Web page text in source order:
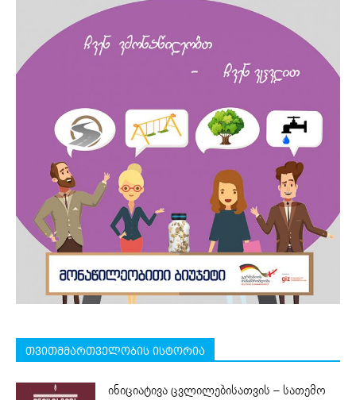
თვითმმართველობის ისტორია
ინიციატივა ცვლილებისათვის – სათემო